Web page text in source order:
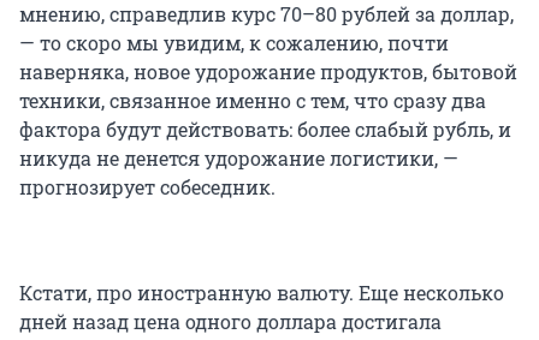
мнению, справедлив курс 70–80 рублей за доллар,
— то скоро мы увидим, к сожалению, почти
наверняка, новое удорожание продуктов, бытовой
техники, связанное именно с тем, что сразу два
фактора будут действовать: более слабый рубль, и
никуда не денется удорожание логистики, —
прогнозирует собеседник.
Кстати, про иностранную валюту. Еще несколько
дней назад цена одного доллара достигала